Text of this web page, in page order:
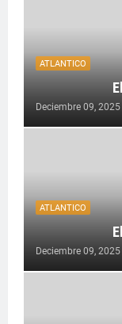
ATLANTICO
Deciembre 09, 2025
ATLANTICO
Deciembre 09, 2025